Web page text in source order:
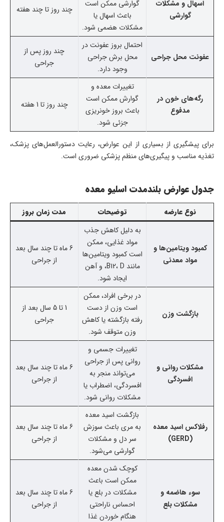
اسهال و مشکلات
گوارشی
گوارشی ممکن است
باعث اسهال یا
مشکلات هضمی شود.
چند روز تا چند هفته
عفونت محل جراحی
احتمال بروز عفونت در
محل برش جراحی
وجود دارد.
چند روز پس از
جراحی
رگه‌های خون در
مدفوع
تغییرات معده و
گوارش ممکن است
باعث بروز خونریزی
جزئی شود.
چند روز تا 1 هفته
برای پیشگیری از بسیاری از این عوارض، رعایت دستورالعمل‌های پزشک،
تغذیه مناسب و پیگیری‌های منظم پزشکی ضروری است.
جدول عوارض بلندمدت اسلیو معده
نوع عارضه توضیحات مدت زمان بروز
کمبود ویتامین‌ها و
مواد معدنی
به دلیل کاهش جذب
مواد غذایی، ممکن
است کمبود ویتامین‌ها
مانند B12، D، و آهن
ایجاد شود.
6 ماه تا چند سال بعد
از جراحی
بازگشت وزن
در برخی افراد، ممکن
است وزن از دست
رفته بازگشته یا کاهش
وزن متوقف شود.
1 تا 5 سال بعد از
جراحی
مشکلات روانی و
افسردگی
تغییرات جسمی و
روانی پس از جراحی
می‌تواند منجر به
افسردگی، اضطراب یا
مشکلات روانی شود.
6 ماه تا چند سال بعد
از جراحی
رفلاکس اسید معده
(GERD)
بازگشت اسید معده
به مری باعث سوزش
سر دل و مشکلات
گوارشی می‌شود.
6 ماه تا چند سال بعد
از جراحی
سوء هاضمه و
مشکلات بلع
کوچک شدن معده
ممکن است باعث
مشکلات در بلع یا
احساس ناراحتی
هنگام خوردن غذا
6 ماه تا چند سال بعد
از جراحی